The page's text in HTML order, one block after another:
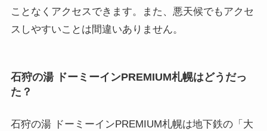
ことなくアクセスできます。また、悪天候でもアクセ
スしやすいことは間違いありません。
石狩の湯 ドーミーインPREMIUM札幌はどうだっ
た？
石狩の湯 ドーミーインPREMIUM札幌は地下鉄の「大